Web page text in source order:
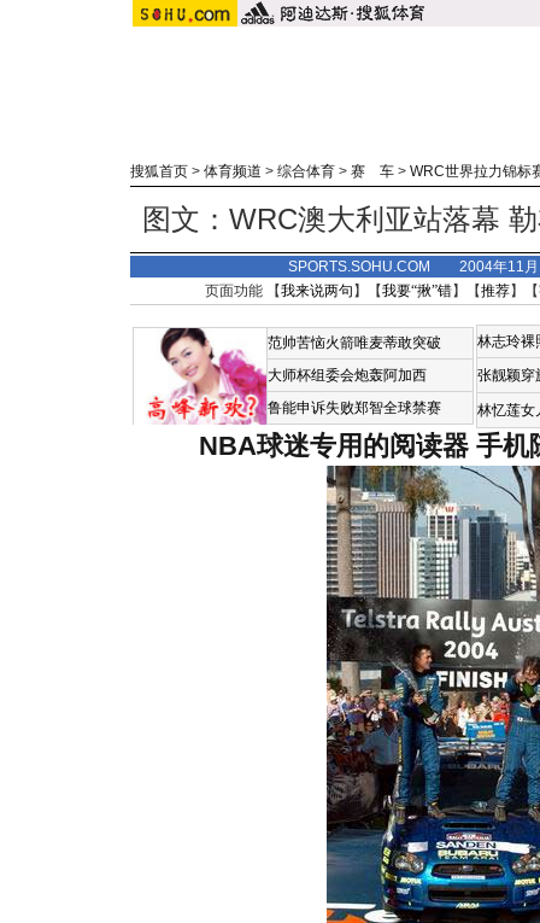
搜狐首页 > 体育频道 > 综合体育 > 赛 车 > WRC世界拉力锦标
图文：WRC澳大利亚站落幕
SPORTS.SOHU.COM 2004年11
页面功能 【我来说两句 】【我要“揪”错】【推荐】
范帅苦恼火箭唯麦蒂敢突破
大师杯组委会炮轰阿加西
鲁能申诉失败郑智全球禁赛
林志玲裸
张靓颖穿
林忆莲女
NBA球迷专用的阅读器 手机